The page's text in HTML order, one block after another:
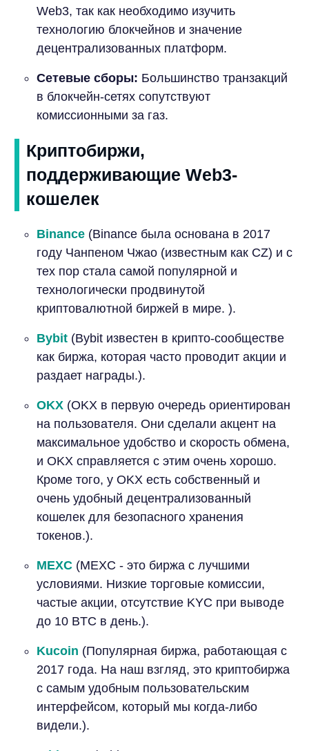
Web3, так как необходимо изучить
технологию блокчейнов и значение
децентрализованных платформ.
Сетевые сборы: Большинство транзакций
в блокчейн-сетях сопутствуют
комиссионными за газ.
Криптобиржи,
поддерживающие Web3-
кошелек
Binance(Binance была основана в 2017
году Чанпеном Чжао (известным как CZ) и с
тех пор стала самой популярной и
технологически продвинутой
криптовалютной биржей в мире. ).
Bybit(Bybit известен в крипто-сообществе
как биржа, которая часто проводит акции и
раздает награды.).
OKX(OKX в первую очередь ориентирован
на пользователя. Они сделали акцент на
максимальное удобство и скорость обмена,
и OKX справляется с этим очень хорошо.
Кроме того, у OKX есть собственный и
очень удобный децентрализованный
кошелек для безопасного хранения
токенов.).
MEXC(MEXC - это биржа с лучшими
условиями. Низкие торговые комиссии,
частые акции, отсутствие KYC при выводе
до 10 BTC в день.).
Kucoin (Популярная биржа, работающая с
2017 года. На наш взгляд, это криптобиржа
с самым удобным пользовательским
интерфейсом, который мы когда-либо
видели.).